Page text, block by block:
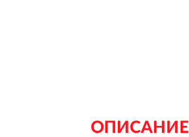
ОПИСАНИЕ